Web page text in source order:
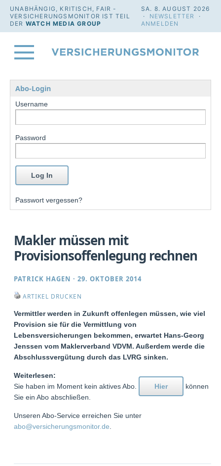
UNABHÄNGIG, KRITISCH, FAIR -
VERSICHERUNGSMONITOR IST TEIL
DER WATCH MEDIA GROUP
SA. 8. AUGUST 2026
· NEWSLETTER
·
ANMELDEN
Abo-Login
Username
Password
Passwort vergessen?
Makler müssen mit
Provisionsoffenlegung rechnen
PATRICK HAGEN ·29. OKTOBER 2014
ARTIKEL DRUCKEN
Vermittler werden in Zukunft offenlegen müssen, wie viel
Provision sie für die Vermittlung von
Lebensversicherungen bekommen, erwartet Hans-Georg
Jenssen vom Maklerverband VDVM. Außerdem werde die
Abschlussvergütung durch das LVRG sinken.
Weiterlesen:
Sie haben im Moment kein aktives Abo.
Hier
können
Sie ein Abo abschließen.
Unseren Abo-Service erreichen Sie unter
abo@versicherungsmonitor.de